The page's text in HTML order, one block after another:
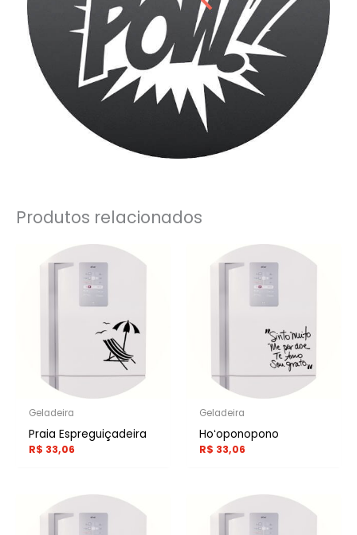
Produtos relacionados
Geladeira
Praia Espreguiçadeira
R$ 33,06
Geladeira
Hoʻoponopono
R$ 33,06